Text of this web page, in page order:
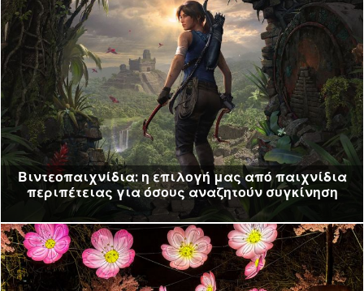
Βιντεοπαιχνίδια: η επιλογή μας από παιχνίδια
περιπέτειας για όσους αναζητούν συγκίνηση